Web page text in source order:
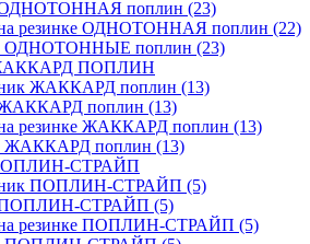
ОДНОТОННАЯ поплин (23)
резинке ОДНОТОННАЯ поплин (22)
ОДНОТОННЫЕ поплин (23)
ПОПЛИН
ЖАККАРД поплин (13)
поплин (13)
резинке ЖАККАРД поплин (13)
ЖАККАРД поплин (13)
СТРАЙП
ПОПЛИН-СТРАЙП (5)
ПОПЛИН-СТРАЙП (5)
резинке ПОПЛИН-СТРАЙП (5)